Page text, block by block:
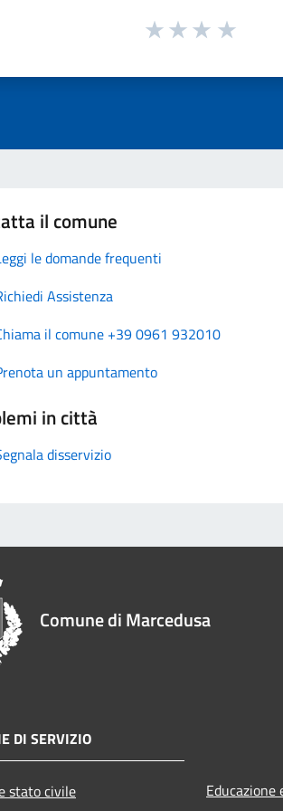
il comune
le domande frequenti
Assistenza
il comune +39 0961 932010
un appuntamento
in città
disservizio
Comune di Marcedusa
DI SERVIZIO
stato civile Educazione